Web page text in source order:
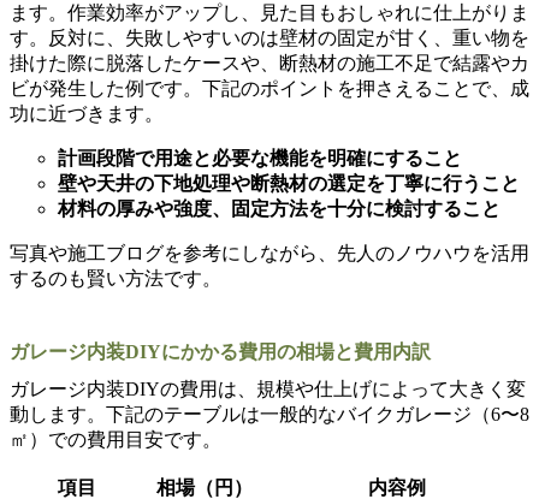
ます。作業効率がアップし、見た目もおしゃれに仕上がりま
す。反対に、失敗しやすいのは壁材の固定が甘く、重い物を
掛けた際に脱落したケースや、断熱材の施工不足で結露やカ
ビが発生した例です。下記のポイントを押さえることで、成
功に近づきます。
計画段階で用途と必要な機能を明確にすること
壁や天井の下地処理や断熱材の選定を丁寧に行うこと
材料の厚みや強度、固定方法を十分に検討すること
写真や施工ブログを参考にしながら、先人のノウハウを活用
するのも賢い方法です。
ガレージ内装DIYにかかる費用の相場と費用内訳
ガレージ内装DIYの費用は、規模や仕上げによって大きく変
動します。下記のテーブルは一般的なバイクガレージ（6〜8
㎡）での費用目安です。
項目 相場（円）
内容例